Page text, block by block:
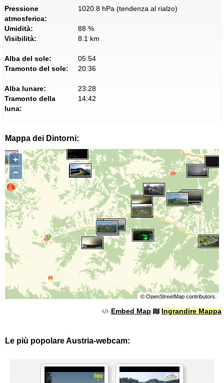
Pressione
atmosferica:
1020.8 hPa (tendenza al rialzo)
Umidità:
88 %
Visibilità:
8.1 km
Alba del sole:
05:54
Tramonto del sole:
20:36
Alba lunare:
23:28
Tramonto della
luna:
14:42
Mappa dei Dintorni:
+
−
© OpenStreetMapcontributors.
Embed Map Ingrandire Mappa
Le più popolare Austria-webcam: